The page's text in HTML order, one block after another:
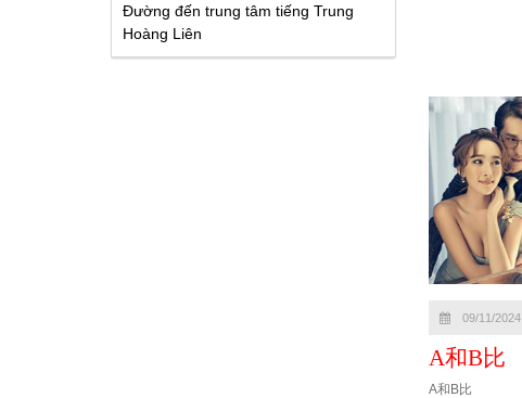
Đường đến trung tâm tiếng Trung
Hoàng Liên
09/11/2024
A和B比
A和B比